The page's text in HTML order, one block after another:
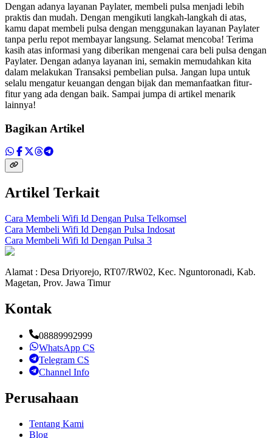
Dengan adanya layanan Paylater, membeli pulsa menjadi lebih
praktis dan mudah. Dengan mengikuti langkah-langkah di atas,
kamu dapat membeli pulsa dengan menggunakan layanan Paylater
tanpa perlu repot membayar langsung. Selamat mencoba! Terima
kasih atas informasi yang diberikan mengenai cara beli pulsa dengan
Paylater. Dengan adanya layanan ini, semakin memudahkan kita
dalam melakukan Transaksi pembelian pulsa. Jangan lupa untuk
selalu mengatur keuangan dengan bijak dan memanfaatkan fitur-
fitur yang ada dengan baik. Sampai jumpa di artikel menarik
lainnya!
Bagikan Artikel
Artikel Terkait
Cara Membeli Wifi Id Dengan Pulsa Telkomsel
Cara Membeli Wifi Id Dengan Pulsa Indosat
Cara Membeli Wifi Id Dengan Pulsa 3
Alamat : Desa Driyorejo, RT07/RW02, Kec. Nguntoronadi, Kab.
Magetan, Prov. Jawa Timur
Kontak
08889992999
WhatsApp CS
Telegram CS
Channel Info
Perusahaan
Tentang Kami
Blog